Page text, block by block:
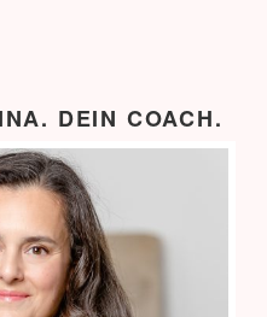
DEIN COACH.